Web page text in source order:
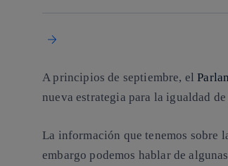
A principios de septiembre, el
nueva estrategia para la igualdad
La información que tenemos sobre
embargo podemos hablar de